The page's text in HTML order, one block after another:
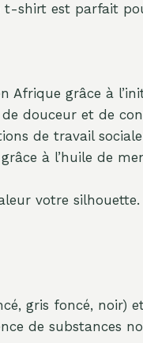
shirt est parfait
grâce à
douceur et de
de travail
à l’huile de
votre silhouette.
gris foncé, noir)
de substances